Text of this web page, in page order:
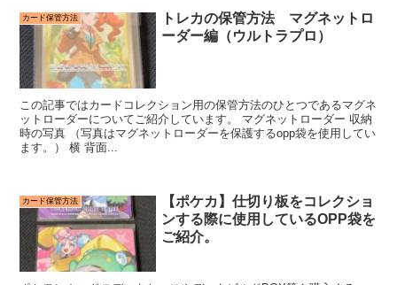
カード保管方法
トレカの保管方法 マグネットロ
ーダー編（ウルトラプロ）
この記事ではカードコレクション用の保管方法のひとつであるマグネ
ットローダーについてご紹介しています。 マグネットローダー 収納
時の写真 （写真はマグネットローダーを保護するopp袋を使用してい
ます。） 横 背面...
カード保管方法
【ポケカ】仕切り板をコレクショ
ンする際に使用しているOPP袋を
ご紹介。